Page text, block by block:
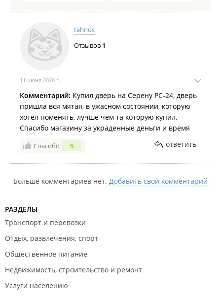
tehnos
Отзывов 1
11 июня 2020 г.
Комментарий: Купил дверь на Серену РС-24, дверь
пришла вся мятая, в ужасном состоянии, которую
хотел поменять, лучше чем та которую купил.
Спасибо магазину за украденные деньги и время
Спасибо 5 ответить
Больше комментариев нет. Добавить свой комментарий
РАЗДЕЛЫ
Транспорт и перевозки
Отдых, развлечения, спорт
Общественное питание
Недвижимость, строительство и ремонт
Услуги населению